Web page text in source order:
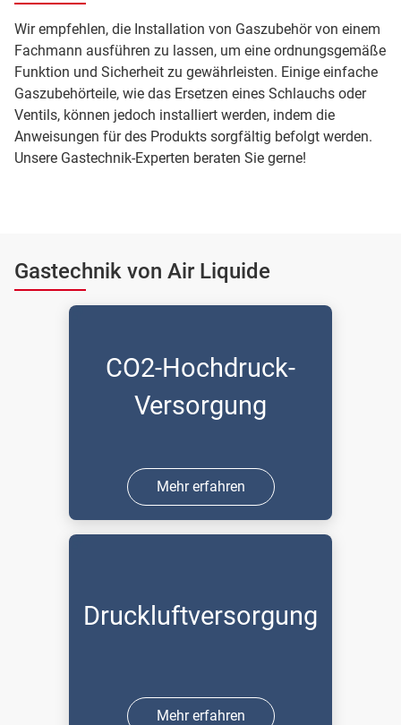
Wir empfehlen, die Installation von Gaszubehör von einem
Fachmann ausführen zu lassen, um eine ordnungsgemäße
Funktion und Sicherheit zu gewährleisten. Einige einfache
Gaszubehörteile, wie das Ersetzen eines Schlauchs oder
Ventils, können jedoch installiert werden, indem die
Anweisungen für des Produkts sorgfältig befolgt werden.
Unsere Gastechnik-Experten beraten Sie gerne!
Gastechnik von Air Liquide
CO2-Hochdruck-
Versorgung
Mehr erfahren
Druckluftversorgung
Mehr erfahren